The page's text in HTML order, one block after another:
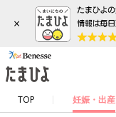
×
TOP 妊娠・出産